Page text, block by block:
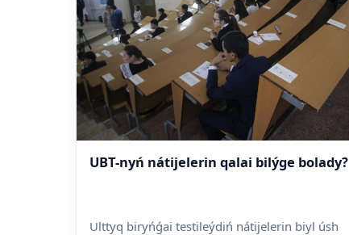
UBT-nyń nátijelerin qalai bilýge bolady?
Ulttyq biryńǵai testileýdiń nátijelerin biyl úsh